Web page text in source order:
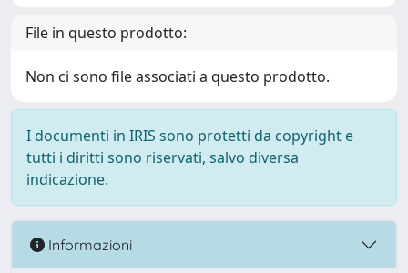
File in questo prodotto:
Non ci sono file associati a questo prodotto.
I documenti in IRIS sono protetti da copyright e
tutti i diritti sono riservati, salvo diversa
indicazione.
Informazioni